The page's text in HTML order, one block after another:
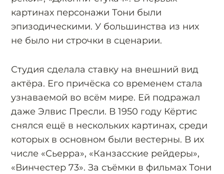
картинах персонажи Тони были
эпизодическими. У большинства из них
не было ни строчки в сценарии.
Студия сделала ставку на внешний вид
актёра. Его причёска со временем стала
узнаваемой во всём мире. Ей подражал
даже Элвис Пресли. В 1950 году Кёртис
снялся ещё в нескольких картинах, среди
которых в основном были вестерны. В их
числе «Сьерра», «Канзасские рейдеры»,
«Винчестер 73». За съёмки в фильмах Тони